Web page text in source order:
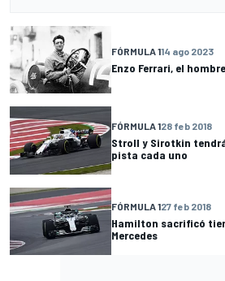
FÓRMULA 114 ago 2023
Enzo Ferrari, el
FÓRMULA 128 feb 2018
Stroll y Sirotkin
pista cada uno
FÓRMULA 127 feb 2018
Hamilton sacrificó
Mercedes